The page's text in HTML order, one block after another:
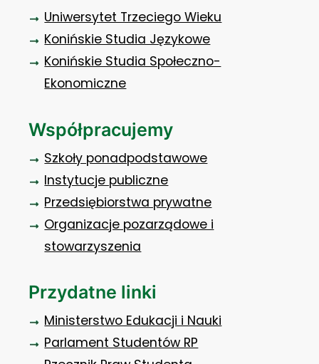
Uniwersytet Trzeciego Wieku
Konińskie Studia Językowe
Konińskie Studia Społeczno-
Ekonomiczne
Współpracujemy
Szkoły ponadpodstawowe
Instytucje publiczne
Przedsiębiorstwa prywatne
Organizacje pozarządowe i
stowarzyszenia
Przydatne linki
Ministerstwo Edukacji i Nauki
Parlament Studentów RP